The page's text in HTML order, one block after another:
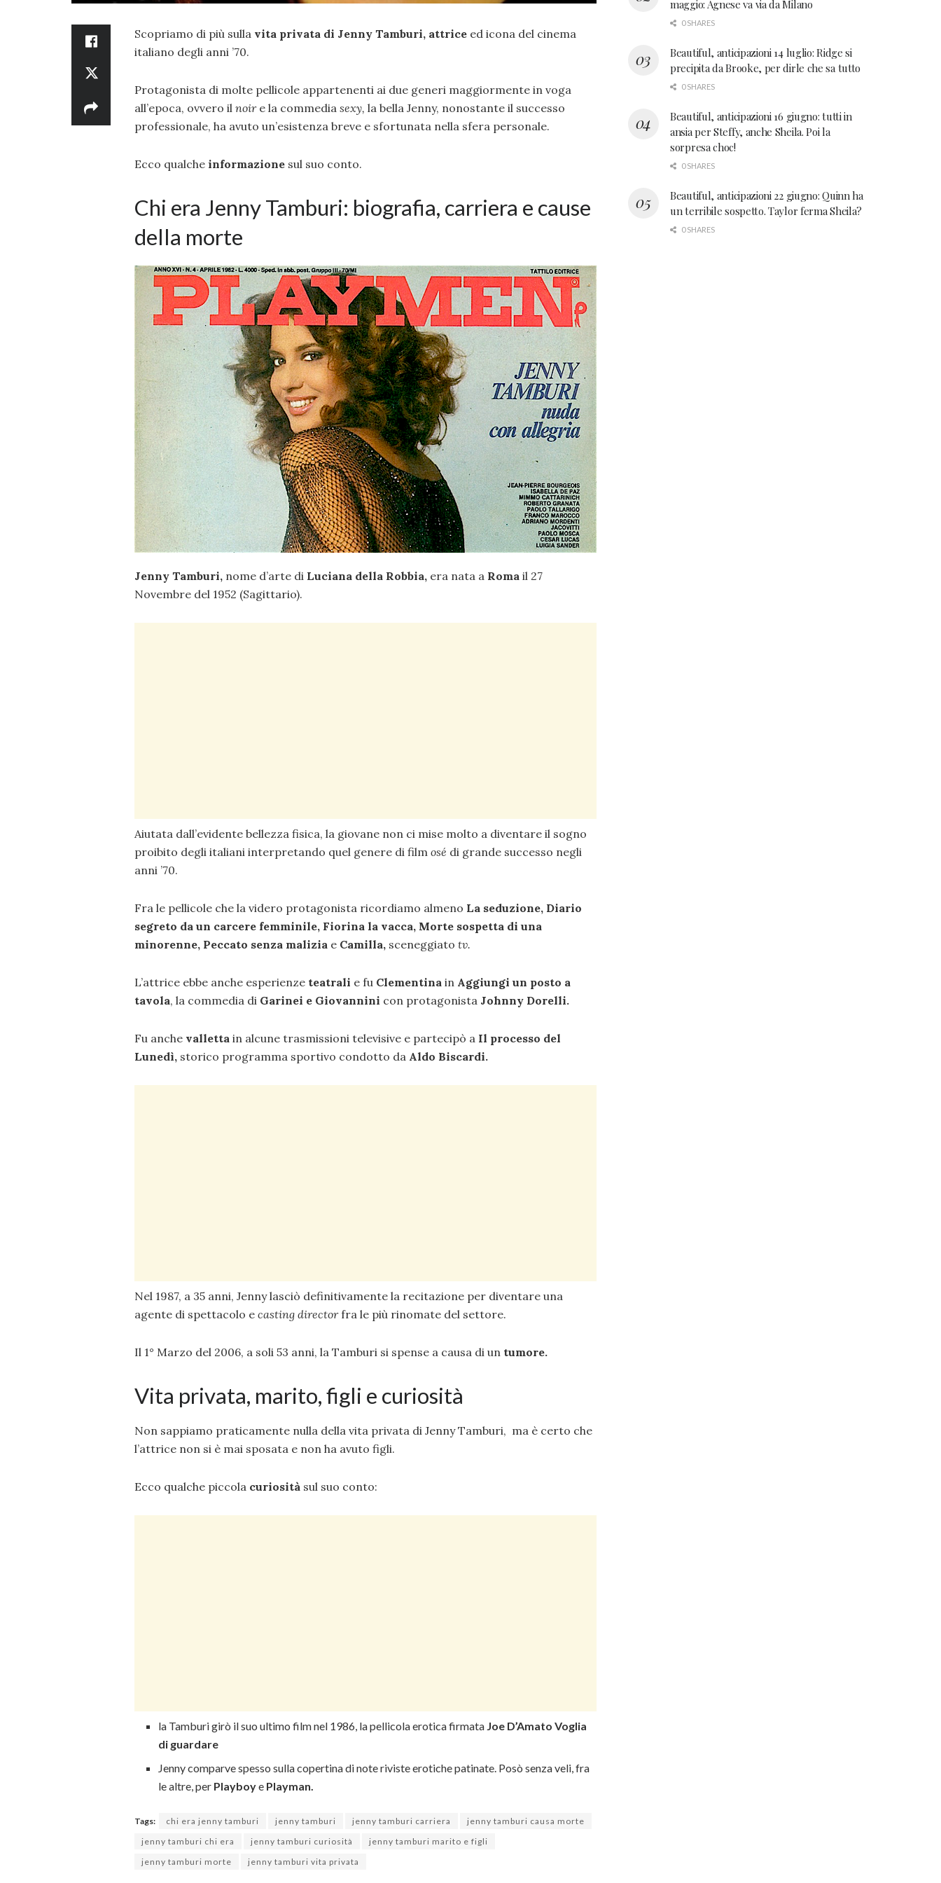
Scopriamo di più sulla vita privata di Jenny Tamburi, attrice ed icona del cinema
italiano degli anni ’70.
Protagonista di molte pellicole appartenenti ai due generi maggiormente in voga
all’epoca, ovvero il noire la commedia sexy, la bella Jenny, nonostante il successo
professionale, ha avuto un’esistenza breve e sfortunata nella sfera personale.
Ecco qualche informazione sul suo conto.
Chi era Jenny Tamburi: biografia, carriera e cause
della morte
Jenny Tamburi, nome d’arte di Luciana della Robbia, era nata a Roma il 27
Novembre del 1952 (Sagittario).
Aiutata dall’evidente bellezza fisica, la giovane non ci mise molto a diventare il sogno
proibito degli italiani interpretando quel genere di film osé di grande successo negli
anni ’70.
Fra le pellicole che la videro protagonista ricordiamo almeno La seduzione, Diario
segreto da un carcere femminile, Fiorina la vacca, Morte sospetta di una
minorenne, Peccato senza malizia e Camilla, sceneggiato tv.
L’attrice ebbe anche esperienze teatrali e fu Clementina in Aggiungi un posto a
tavola, la commedia di Garinei e Giovannini con protagonista Johnny Dorelli.
Fu anche valletta in alcune trasmissioni televisive e partecipò a Il processo del
Lunedì, storico programma sportivo condotto da Aldo Biscardi.
Nel 1987, a 35 anni, Jenny lasciò definitivamente la recitazione per diventare una
agente di spettacolo e casting directorfra le più rinomate del settore.
Il 1° Marzo del 2006, a soli 53 anni, la Tamburi si spense a causa di un tumore.
Vita privata, marito, figli e curiosità
Non sappiamo praticamente nulla della vita privata di Jenny Tamburi, ma è certo che
l’attrice non si è mai sposata e non ha avuto figli.
Ecco qualche piccola curiosità sul suo conto:
la Tamburi girò il suo ultimo film nel 1986, la pellicola erotica firmata Joe D’Amato Voglia
di guardare
Jenny comparve spesso sulla copertina di note riviste erotiche patinate. Posò senza veli, fra
le altre, per Playboye Playman.
Tags: chi era jenny tamburi jenny tamburi jenny tamburi carriera
jenny tamburi causa morte
jenny tamburi chi era
jenny tamburi curiosità
jenny tamburi marito e figli
jenny tamburi morte
jenny tamburi vita privata
maggio: Agnese va via da Milano
0 SHARES
Beautiful, anticipazioni 14 luglio: Ridge si
precipita da Brooke, per dirle che sa tutto
0 SHARES
Beautiful, anticipazioni 16 giugno: tutti in
ansia per Steffy, anche Sheila. Poi la
sorpresa choc!
0 SHARES
Beautiful, anticipazioni 22 giugno: Quinn ha
un terribile sospetto. Taylor ferma Sheila?
0 SHARES